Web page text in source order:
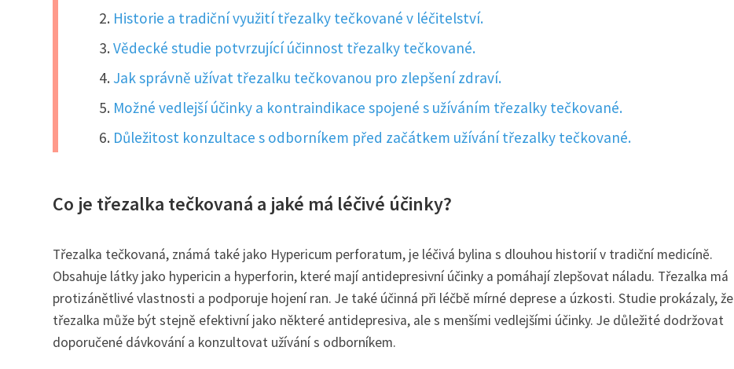
Historie a tradiční využití třezalky tečkované v léčitelství.
Vědecké studie potvrzující účinnost třezalky tečkované.
Jak správně užívat třezalku tečkovanou pro zlepšení zdraví.
Možné vedlejší účinky a kontraindikace spojené s užíváním třezalky tečkované.
Důležitost konzultace s odborníkem před začátkem užívání třezalky tečkované.
Co je třezalka tečkovaná a jaké má léčivé účinky?
Třezalka tečkovaná, známá také jako Hypericum perforatum, je léčivá bylina s dlouhou historií v tradiční medicíně.
Obsahuje látky jako hypericin a hyperforin, které mají antidepresivní účinky a pomáhají zlepšovat náladu. Třezalka má
protizánětlivé vlastnosti a podporuje hojení ran. Je také účinná při léčbě mírné deprese a úzkosti. Studie prokázaly, že
třezalka může být stejně efektivní jako některé antidepresiva, ale s menšími vedlejšími účinky. Je důležité dodržovat
doporučené dávkování a konzultovat užívání s odborníkem.